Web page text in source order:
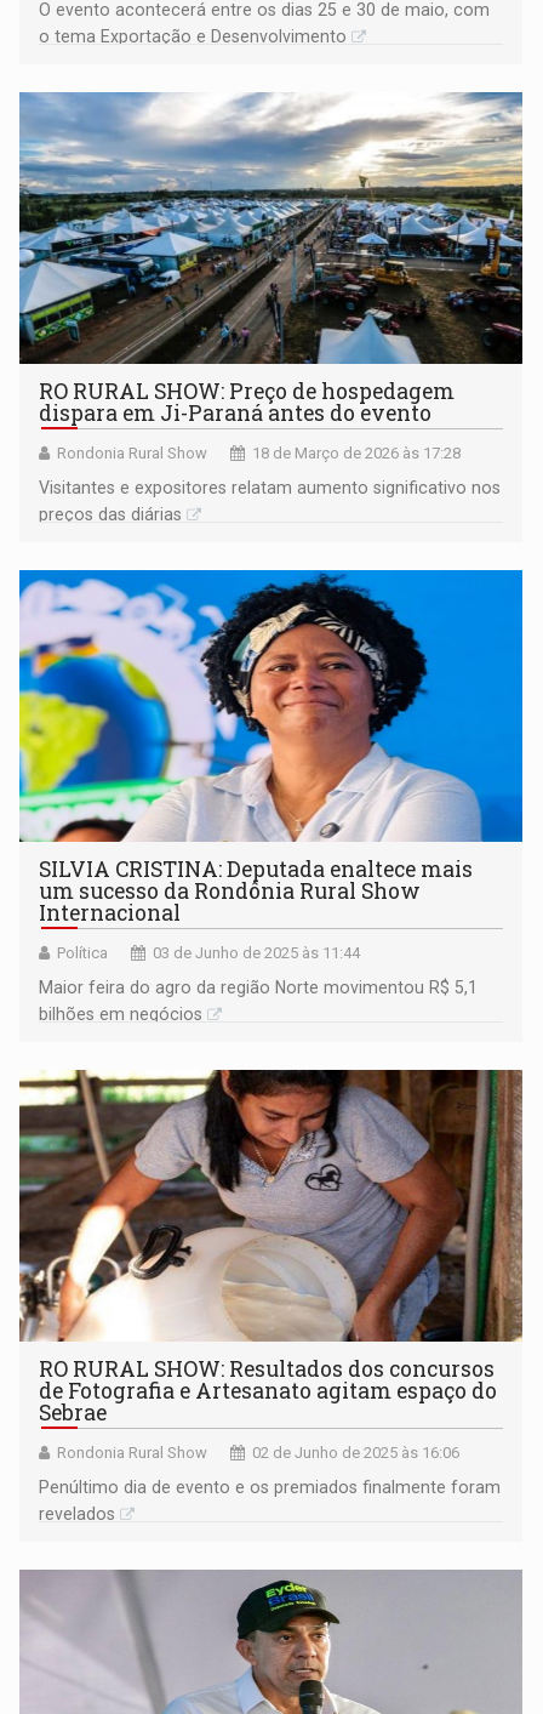
O evento acontecerá entre os dias 25 e 30 de maio, com
o tema Exportação e Desenvolvimento
RO RURAL SHOW: Preço de hospedagem
dispara em Ji-Paraná antes do evento
Rondonia Rural Show 18 de Março de 2026 às 17:28
Visitantes e expositores relatam aumento significativo nos
preços das diárias
SILVIA CRISTINA: Deputada enaltece mais
um sucesso da Rondônia Rural Show
Internacional
Política 03 de Junho de 2025 às 11:44
Maior feira do agro da região Norte movimentou R$ 5,1
bilhões em negócios
RO RURAL SHOW: Resultados dos concursos
de Fotografia e Artesanato agitam espaço do
Sebrae
Rondonia Rural Show 02 de Junho de 2025 às 16:06
Penúltimo dia de evento e os premiados finalmente foram
revelados